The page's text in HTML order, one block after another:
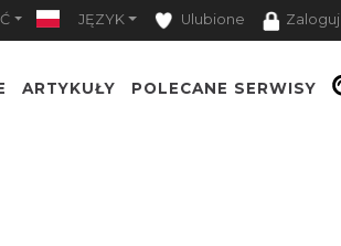
JĘZYK Ulubione Zaloguj
ARTYKUŁY POLECANE SERWISY